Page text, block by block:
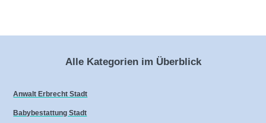
Alle Kategorien im Überblick
Anwalt Erbrecht Stadt
Babybestattung Stadt